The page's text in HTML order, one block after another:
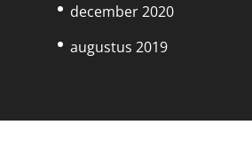
december 2020
augustus 2019